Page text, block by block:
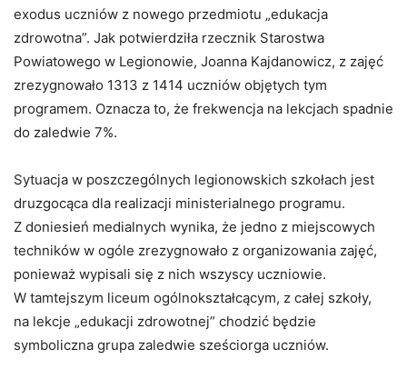
exodus uczniów z nowego przedmiotu „edukacja
zdrowotna”. Jak potwierdziła rzecznik Starostwa
Powiatowego w Legionowie, Joanna Kajdanowicz, z zajęć
zrezygnowało 1313 z 1414 uczniów objętych tym
programem. Oznacza to, że frekwencja na lekcjach spadnie
do zaledwie 7%.
Sytuacja w poszczególnych legionowskich szkołach jest
druzgocąca dla realizacji ministerialnego programu.
Z doniesień medialnych wynika, że jedno z miejscowych
techników w ogóle zrezygnowało z organizowania zajęć,
ponieważ wypisali się z nich wszyscy uczniowie.
W tamtejszym liceum ogólnokształcącym, z całej szkoły,
na lekcje „edukacji zdrowotnej” chodzić będzie
symboliczna grupa zaledwie sześciorga uczniów.